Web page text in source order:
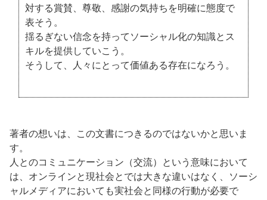
対する賞賛、尊敬、感謝の気持ちを明確に態度で
表そう。
揺るぎない信念を持ってソーシャル化の知識とス
キルを提供していこう。
そうして、人々にとって価値ある存在になろう。
著者の想いは、この文書につきるのではないかと思いま
す。
人とのコミュニケーション（交流）という意味において
は、オンラインと現社会とでは大きな違いはなく、ソーシ
ャルメディアにおいても実社会と同様の行動が必要で